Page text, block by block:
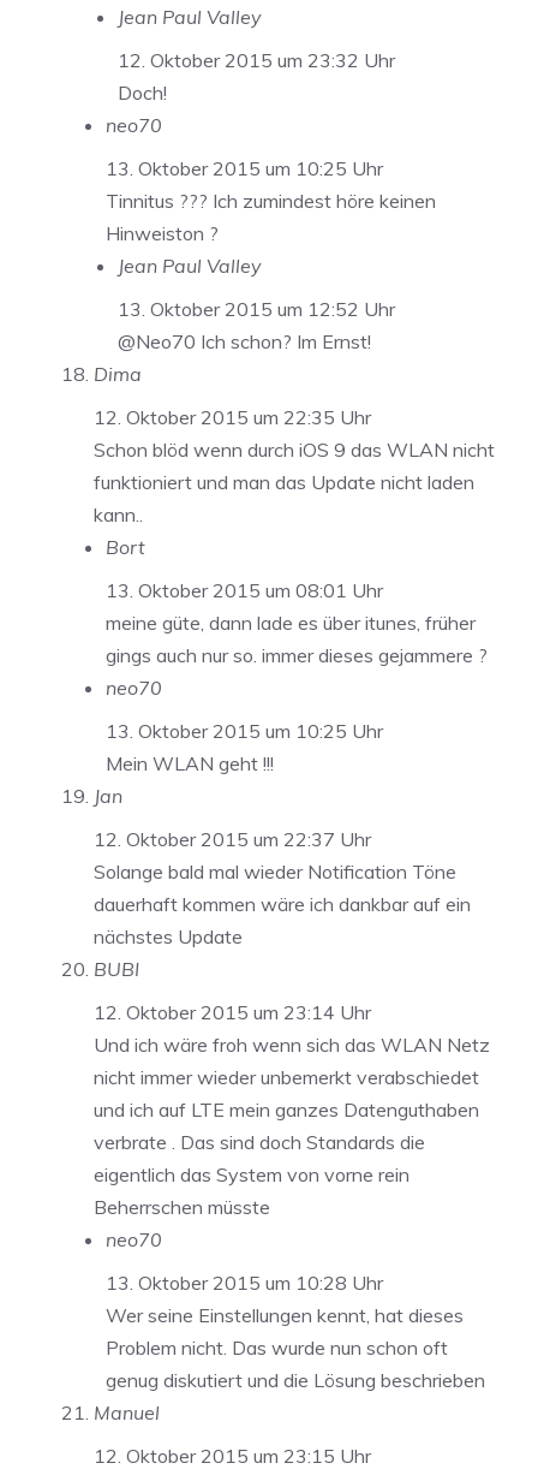
Jean Paul Valley
12. Oktober 2015 um 23:32 Uhr
Doch!
neo70
13. Oktober 2015 um 10:25 Uhr
Tinnitus ??? Ich zumindest höre keinen
Hinweiston ?
Jean Paul Valley
13. Oktober 2015 um 12:52 Uhr
@Neo70 Ich schon? Im Ernst!
Dima
12. Oktober 2015 um 22:35 Uhr
Schon blöd wenn durch iOS 9 das WLAN nicht
funktioniert und man das Update nicht laden
kann..
Bort
13. Oktober 2015 um 08:01 Uhr
meine güte, dann lade es über itunes, früher
gings auch nur so. immer dieses gejammere ?
neo70
13. Oktober 2015 um 10:25 Uhr
Mein WLAN geht !!!
Jan
12. Oktober 2015 um 22:37 Uhr
Solange bald mal wieder Notification Töne
dauerhaft kommen wäre ich dankbar auf ein
nächstes Update
BUBI
12. Oktober 2015 um 23:14 Uhr
Und ich wäre froh wenn sich das WLAN Netz
nicht immer wieder unbemerkt verabschiedet
und ich auf LTE mein ganzes Datenguthaben
verbrate . Das sind doch Standards die
eigentlich das System von vorne rein
Beherrschen müsste
neo70
13. Oktober 2015 um 10:28 Uhr
Wer seine Einstellungen kennt, hat dieses
Problem nicht. Das wurde nun schon oft
genug diskutiert und die Lösung beschrieben
Manuel
12. Oktober 2015 um 23:15 Uhr